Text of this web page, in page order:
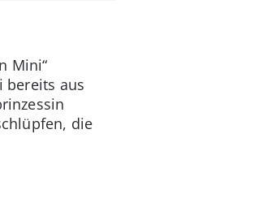
Mini“
bereits aus
die